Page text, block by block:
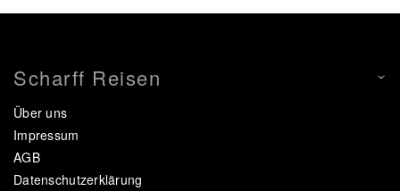
Scharff Reisen
Über uns
Impressum
AGB
Datenschutzerklärung